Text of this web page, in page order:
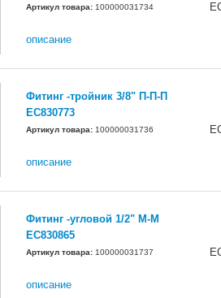
Артикул товара: 100000031734
описание
Фитинг -тройник 3/8" П-П-П
EC830773
Артикул товара: 100000031736
описание
Фитинг -угловой 1/2" М-М
EC830865
Артикул товара: 100000031737
описание